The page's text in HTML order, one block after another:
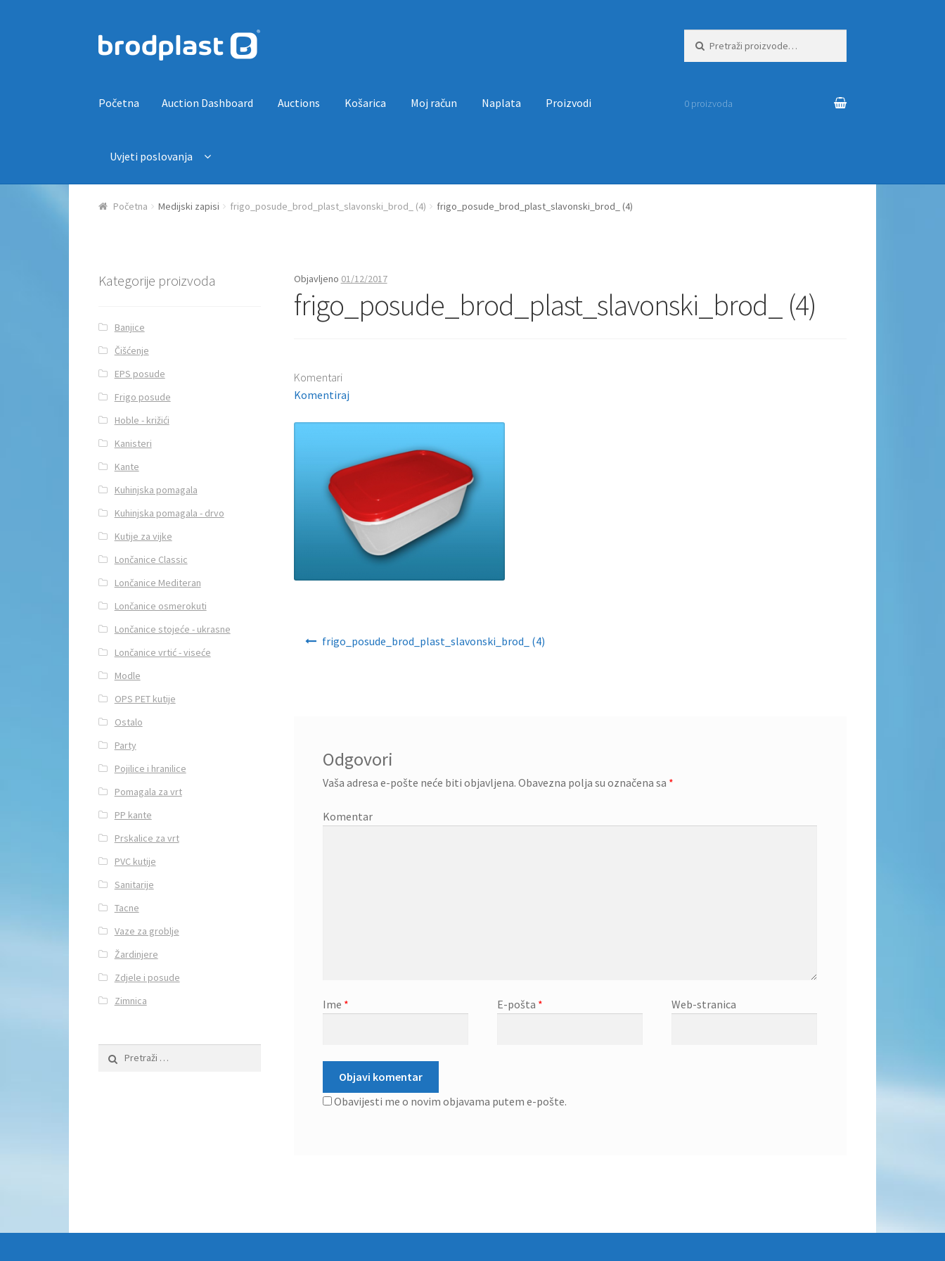
Preskoči na navigaciju
Skoči do sadržaja
Početna Auction Dashboard Auctions Košarica Moj račun Naplata Proizvodi
Uvjeti poslovanja
PočetnaAuction DashboardAuctionsKošaricaMoj računNaplata Proizvodi Uvjeti poslovanja
0 proizvoda
Početna Medijski zapisi frigo_posude_brod_plast_slavonski_brod_ (4) frigo_posude_brod_plast_slavonski_brod_ (4)
Objavljeno 01/12/2017
frigo_posude_brod_plast_slavonski_brod_ (4)
Komentari
Komentiraj
Navigacija objava
frigo_posude_brod_plast_slavonski_brod_ (4)
Odgovori
Vaša adresa e-pošte neće biti objavljena. Obavezna polja su označena sa *
Komentar
Ime * E-pošta * Web-stranica
Obavijesti me o novim objavama putem e-pošte.
Kategorije proizvoda
Banjice
Čišćenje
EPS posude
Frigo posude
Hoble - križići
Kanisteri
Kante
Kuhinjska pomagala
Kuhinjska pomagala - drvo
Kutije za vijke
Lončanice Classic
Lončanice Mediteran
Lončanice osmerokuti
Lončanice stojeće - ukrasne
Lončanice vrtić - viseće
Modle
OPS PET kutije
Ostalo
Party
Pojilice i hranilice
Pomagala za vrt
PP kante
Prskalice za vrt
PVC kutije
Sanitarije
Tacne
Vaze za groblje
Žardinjere
Zdjele i posude
Zimnica
Pretraži: